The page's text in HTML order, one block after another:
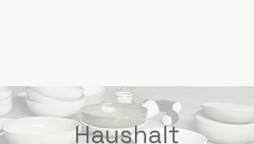
Haushalt